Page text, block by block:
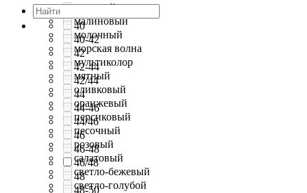
лиловый
малиновый
молочный
морская волна
мультиколор
мятный
оливковый
оранжевый
персиковый
песочный
розовый
салатовый
светло-бежевый
светло-голубой
40
40-42
42
42-44
42/44
44
44-46
44/46
46
46-48
46/48
48
48-50